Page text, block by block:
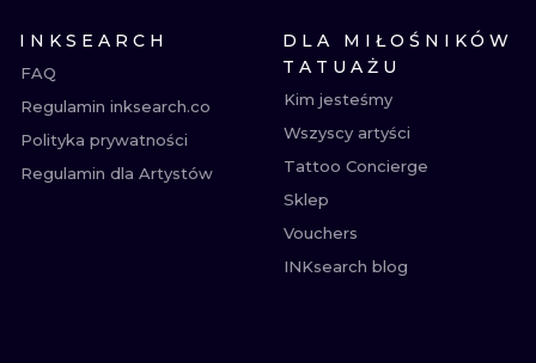
INKSEARCH
FAQ
Regulamin inksearch.co
Polityka prywatności
Regulamin dla Artystów
DLA MIŁOŚNIKÓW
TATUAŻU
Kim jesteśmy
Wszyscy artyści
Tattoo Concierge
Sklep
Vouchers
INKsearch blog